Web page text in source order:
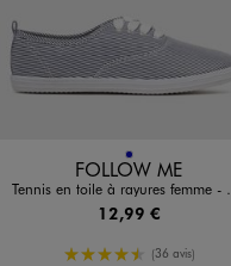
Disponible en 1 coloris
BLEU FONCE
FOLLOW ME
Tennis en toile à rayures femme - Follow Me
12,99 €
4.5/5 de moyenne
(36 avis)